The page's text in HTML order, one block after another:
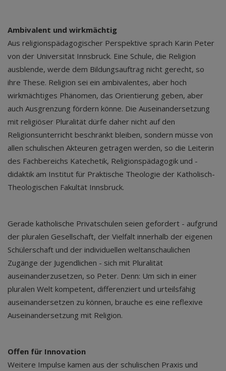
Ambivalent und wirkmächtig
Aus religionspädagogischer Perspektive sprach Karin Peter
von der Universität Innsbruck. Eine Schule, die Religion
ausblende, werde dem Bildungsauftrag nicht gerecht, so
ihre These. Religion sei ein ambivalentes, aber hoch
wirkmächtiges Phänomen, das Orientierung geben, aber
auch Ausgrenzung fördern könne. Die Auseinandersetzung
mit religiöser Pluralität dürfe daher nicht auf den
Religionsunterricht beschränkt bleiben, sondern müsse von
allen schulischen Akteuren getragen werden, so die Leiterin
des Fachbereichs Katechetik, Religionspädagogik und -
didaktik am Institut für Praktische Theologie der Katholisch-
Theologischen Fakultät Innsbruck.
Gerade katholische Privatschulen seien gefordert - aufgrund
der pluralen Gesellschaft, der Vielfalt innerhalb der eigenen
Schülerschaft und der individuellen weltanschaulichen
Zugänge der Jugendlichen - sich mit Pluralität
auseinanderzusetzen, so Peter. Denn: Um sich in einer
pluralen Welt kompetent, differenziert und urteilsfähig
auseinandersetzen zu können, brauche es eine reflexive
Auseinandersetzung mit Religion.
Offen für Innovation
Weitere Impulse kamen aus der schulischen Praxis und